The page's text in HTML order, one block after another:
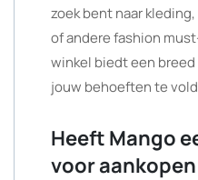
zoek bent naar
of andere fashion
winkel biedt een breed
jouw behoeften te
Heeft Mango
voor